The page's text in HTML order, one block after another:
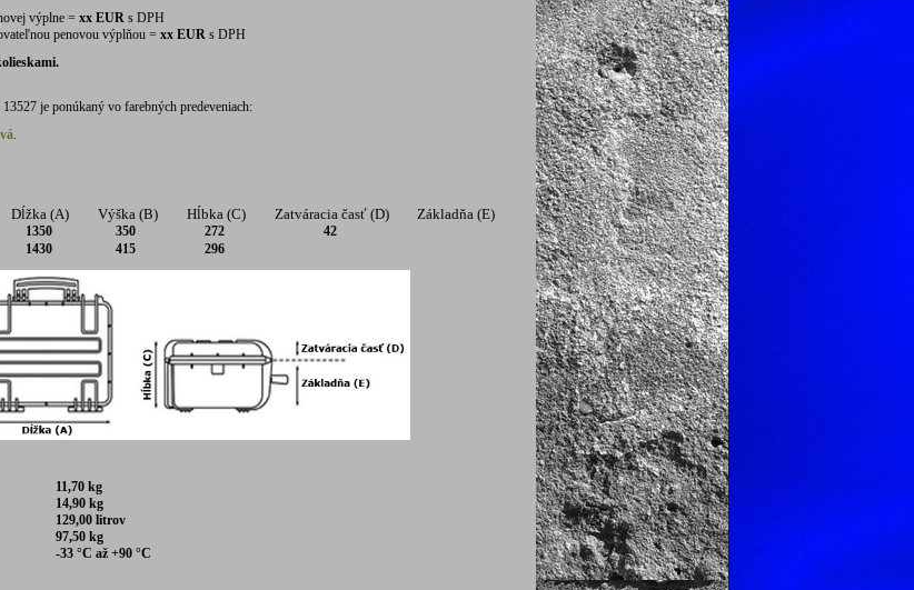
výplne = xx EUR s DPH
penovou výplňou = xx EUR s DPH
je ponúkaný vo farebných predeveniach:
.
Dĺžka (A) Výška (B) Hĺbka (C) Zatváracia časť (D)
Základňa (E)
1350 350 272 42
1430 415 296
11,70 kg
14,90 kg
129,00 litrov
97,50 kg
-33 °C až +90 °C